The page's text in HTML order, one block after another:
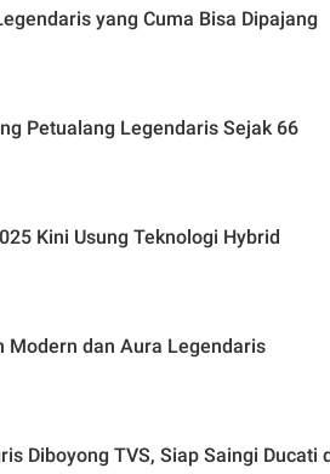
yang Cuma Bisa Dipajang
Petualang Legendaris Sejak 66
Kini Usung Teknologi Hybrid
Modern dan Aura Legendaris
Diboyong TVS, Siap Saingi Ducati